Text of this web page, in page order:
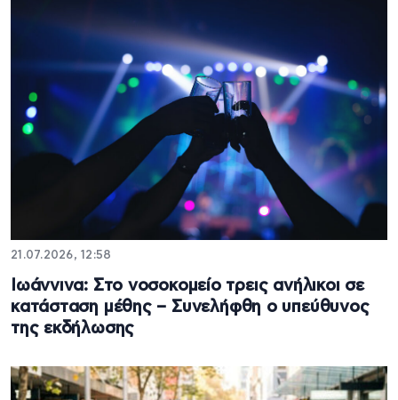
21.07.2026, 12:58
Ιωάννινα: Στο νοσοκομείο τρεις ανήλικοι σε
κατάσταση μέθης – Συνελήφθη ο υπεύθυνος
της εκδήλωσης